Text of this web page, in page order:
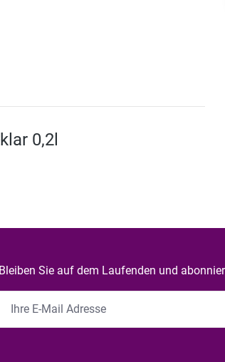
0,2l
Bleiben Sie auf dem Laufenden und